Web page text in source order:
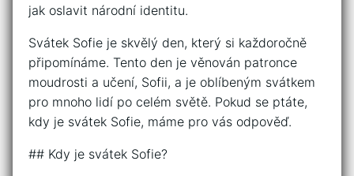
jak oslavit národní identitu.
Svátek Sofie je skvělý den, který si každoročně
připomínáme. Tento den je věnován patronce
moudrosti a učení, Sofii, a je oblíbeným svátkem
pro mnoho lidí po celém světě. Pokud se ptáte,
kdy je svátek Sofie, máme pro vás odpověď.
## Kdy je svátek Sofie?